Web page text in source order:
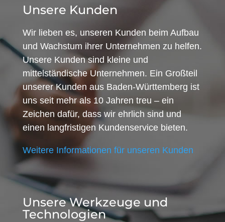
Unsere Kunden
Wir lieben es, unseren Kunden beim Aufbau
und Wachstum ihrer Unternehmen zu helfen.
Unsere Kunden sind kleine und
mittelständische Unternehmen. Ein Großteil
unserer Kunden aus Baden-Württemberg ist
uns seit mehr als 10 Jahren treu – ein
Zeichen dafür, dass wir ehrlich sind und
einen langfristigen Kundenservice bieten.
Weitere Informationen für unseren Kunden
Unsere Werkzeuge und
Technologien